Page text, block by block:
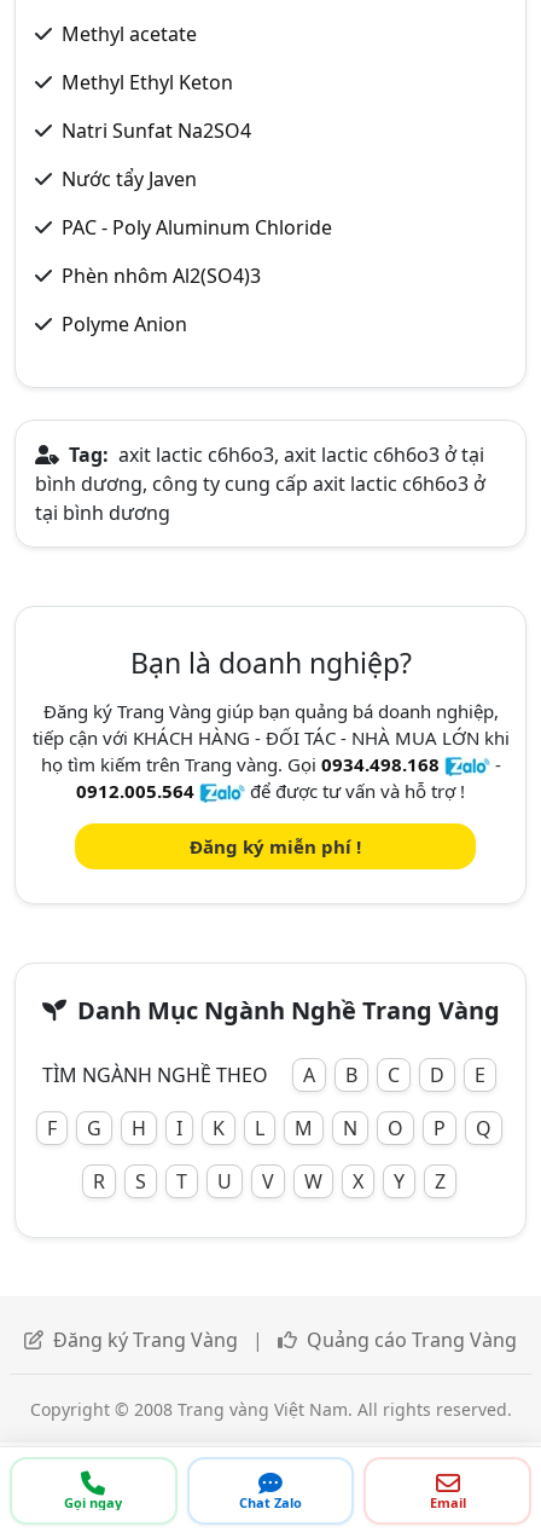
Methyl acetate
Methyl Ethyl Keton
Natri Sunfat Na2SO4
Nước tẩy Javen
PAC - Poly Aluminum Chloride
Phèn nhôm Al2(SO4)3
Polyme Anion
Tag: axit lactic c6h6o3, axit lactic c6h6o3 ở tại
bình dương, công ty cung cấp axit lactic c6h6o3 ở
tại bình dương
Gọi ngay Chat Zalo Email
Bạn là doanh nghiệp?
Đăng ký Trang Vàng giúp bạn quảng bá doanh nghiệp,
tiếp cận với KHÁCH HÀNG - ĐỐI TÁC - NHÀ MUA LỚN khi
họ tìm kiếm trên Trang vàng. Gọi 0934.498.168
-
0912.005.564
để được tư vấn và hỗ trợ !
Đăng ký miễn phí !
Danh Mục Ngành Nghề Trang Vàng
TÌM NGÀNH NGHỀ THEO A B C D
E
F
G H I K L M N O P
Q
R
S T U V W X Y Z
Đăng ký Trang Vàng | Quảng cáo Trang Vàng
Copyright © 2008 Trang vàng Việt Nam. All rights reserved.